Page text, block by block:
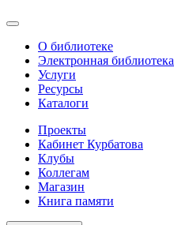
О библиотеке
Электронная библиотека
Услуги
Ресурсы
Каталоги
Проекты
Кабинет Курбатова
Клубы
Коллегам
Магазин
Книга памяти